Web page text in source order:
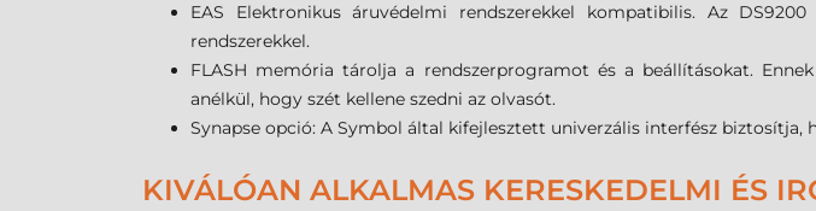
EAS Elektronikus áruvédelmi rendszerekkel kompatibilis. Az
rendszerekkel.
FLASH memória tárolja a rendszerprogramot és a beállításokat.
anélkül, hogy szét kellene szedni az olvasót.
Synapse opció: A Symbol által kifejlesztett univerzális interfész
KIVÁLÓAN ALKALMAS KERESKEDELMI ÉS